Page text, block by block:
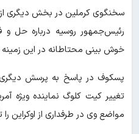
سخنگوی کرملین در بخش دیگری
رئیس‌جمهور روسیه درباره حل و
خوش بینی محتاطانه در این
پسکوف در پاسخ به پرسش
تغییر کیت کلوگ نماینده ویژه
مواضع وی در طرفداری از اوکراین را